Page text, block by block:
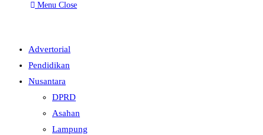
Menu Close
Advertorial
Pendidikan
Nusantara
DPRD
Asahan
Lampung